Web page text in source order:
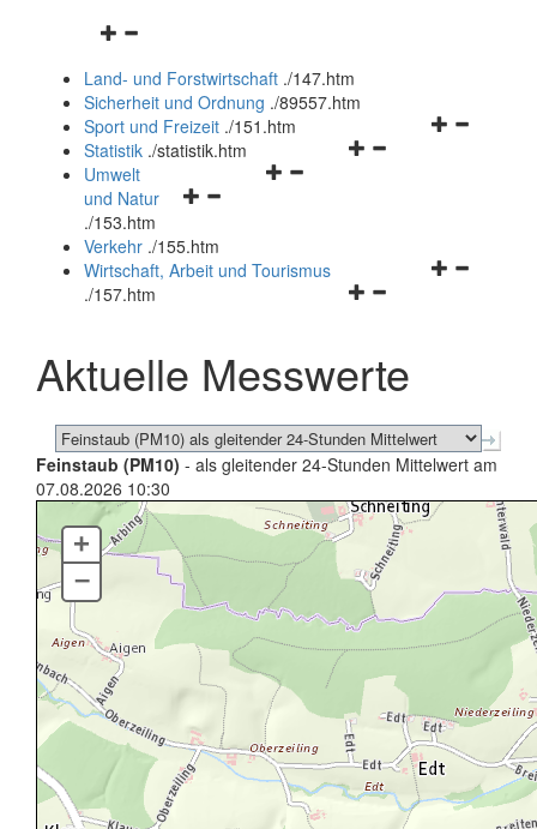
Navigationsmenü
und
schließen
Land- und Forstwirtschaft ./147.htm
Sicherheit und Ordnung ./89557.htm
Navigationsmenü
Sport und Freizeit ./151.htm
Navigationsmenü
Statistik ./statistik.htm
Navigationsmenü
und
schließen
Umwelt
und Natur
./153.htm
Verkehr ./155.htm
Navigationsmenü
schließen
Wirtschaft, Arbeit und Tourismus
./157.htm
Aktuelle Messwerte
Feinstaub (PM10) - als gleitender 24-Stunden Mittelwert am
07.08.2026 10:30
+
–